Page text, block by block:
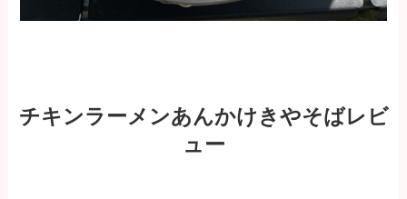
チキンラーメンあんかけきやそばレビ
ュー